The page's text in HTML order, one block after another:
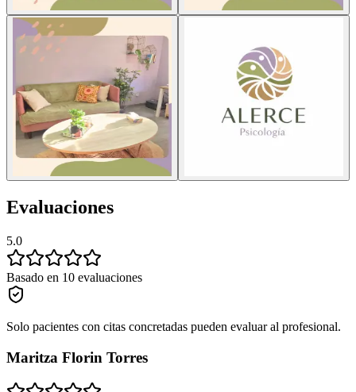
Evaluaciones
5.0
Basado en 10 evaluaciones
Solo pacientes con citas concretadas pueden evaluar al profesional.
Maritza Florin Torres